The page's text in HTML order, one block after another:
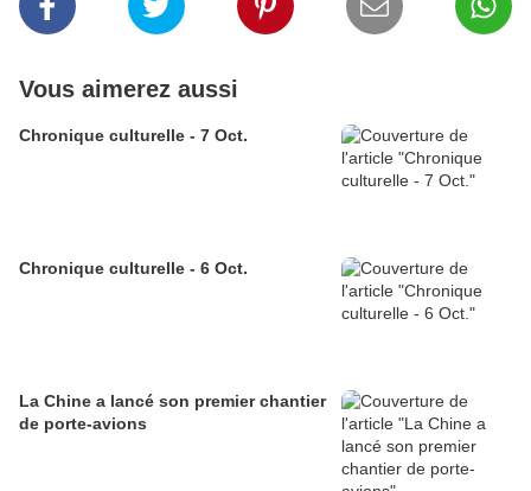
Vous aimerez aussi
Chronique culturelle - 7 Oct.
Chronique culturelle - 6 Oct.
La Chine a lancé son premier chantier
de porte-avions